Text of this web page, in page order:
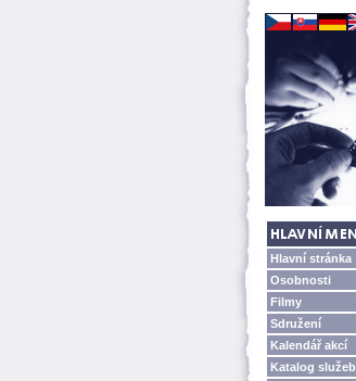
Hlavní stránka
Osobnosti
Filmy
Sdružení
Kalendář akcí
Katalog služeb